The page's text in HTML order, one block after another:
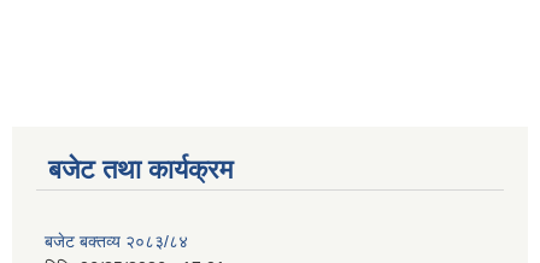
बजेट तथा कार्यक्रम
बजेट बक्तव्य २०८३/८४